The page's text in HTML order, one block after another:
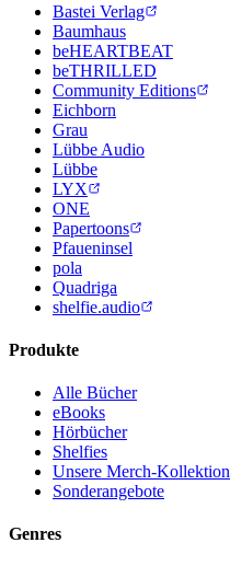
Bastei Verlag
Baumhaus
beHEARTBEAT
beTHRILLED
Community Editions
Eichborn
Grau
Lübbe Audio
Lübbe
LYX
ONE
Papertoons
Pfaueninsel
pola
Quadriga
shelfie.audio
Produkte
Alle Bücher
eBooks
Hörbücher
Shelfies
Unsere Merch-Kollektion
Sonderangebote
Genres